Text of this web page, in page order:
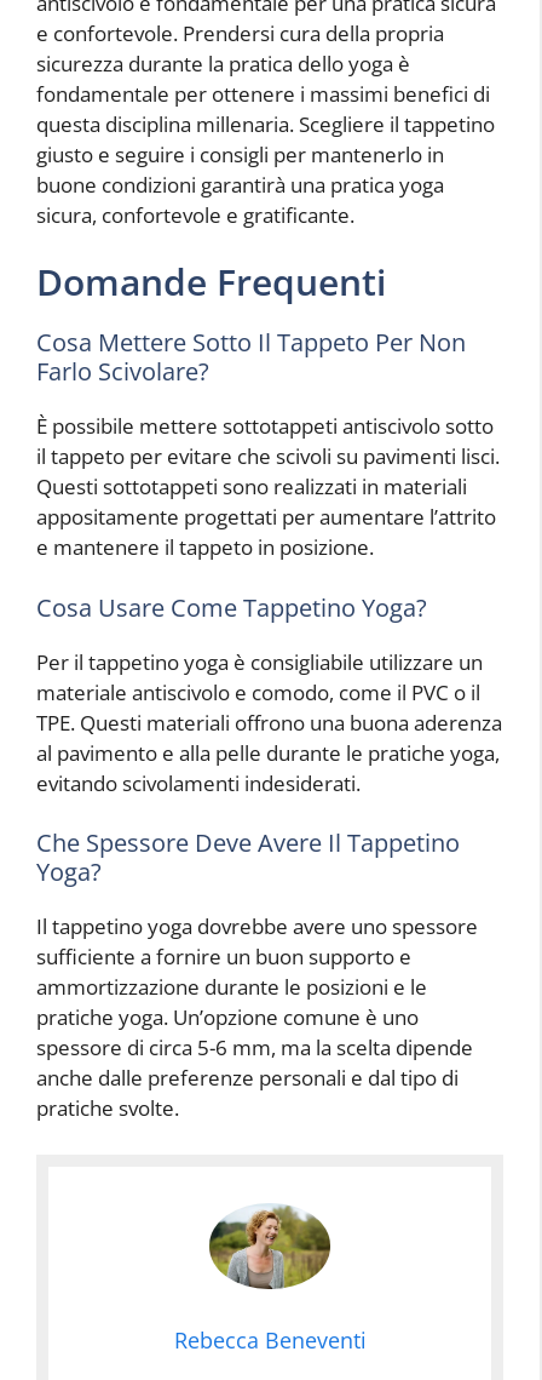
e confortevole. Prendersi cura della propria
sicurezza durante la pratica dello yoga è
fondamentale per ottenere i massimi benefici di
questa disciplina millenaria. Scegliere il tappetino
giusto e seguire i consigli per mantenerlo in
buone condizioni garantirà una pratica yoga
sicura, confortevole e gratificante.
Domande Frequenti
Cosa Mettere Sotto Il Tappeto Per Non
Farlo Scivolare?
È possibile mettere sottotappeti antiscivolo sotto
il tappeto per evitare che scivoli su pavimenti lisci.
Questi sottotappeti sono realizzati in materiali
appositamente progettati per aumentare l’attrito
e mantenere il tappeto in posizione.
Cosa Usare Come Tappetino Yoga?
Per il tappetino yoga è consigliabile utilizzare un
materiale antiscivolo e comodo, come il PVC o il
TPE. Questi materiali offrono una buona aderenza
al pavimento e alla pelle durante le pratiche yoga,
evitando scivolamenti indesiderati.
Che Spessore Deve Avere Il Tappetino
Yoga?
Il tappetino yoga dovrebbe avere uno spessore
sufficiente a fornire un buon supporto e
ammortizzazione durante le posizioni e le
pratiche yoga. Un’opzione comune è uno
spessore di circa 5-6 mm, ma la scelta dipende
anche dalle preferenze personali e dal tipo di
pratiche svolte.
Rebecca Beneventi